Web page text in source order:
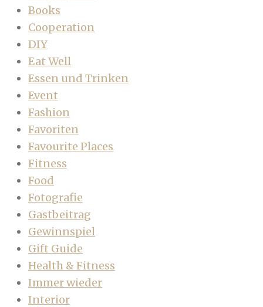
Books
Cooperation
DIY
Eat Well
Essen und Trinken
Event
Fashion
Favoriten
Favourite Places
Fitness
Food
Fotografie
Gastbeitrag
Gewinnspiel
Gift Guide
Health & Fitness
Immer wieder
Interior